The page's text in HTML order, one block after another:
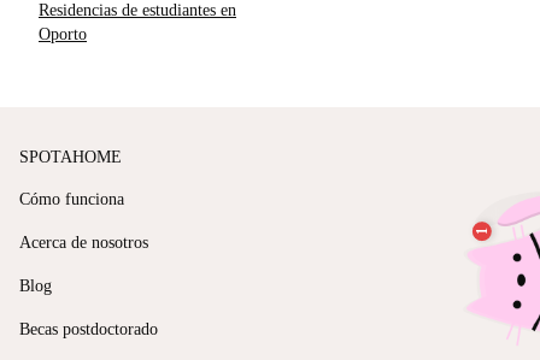
Residencias de estudiantes en
Oporto
SPOTAHOME
Cómo funciona
Acerca de nosotros
Blog
Becas postdoctorado